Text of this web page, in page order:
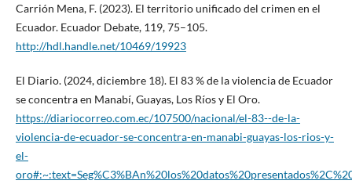
Carrión Mena, F. (2023). El territorio unificado del crimen en el
Ecuador. Ecuador Debate, 119, 75–105.
http://hdl.handle.net/10469/19923
El Diario. (2024, diciembre 18). El 83 % de la violencia de Ecuador
se concentra en Manabí, Guayas, Los Ríos y El Oro.
https://diariocorreo.com.ec/107500/nacional/el-83--de-la-
violencia-de-ecuador-se-concentra-en-manabi-guayas-los-rios-y-
el-